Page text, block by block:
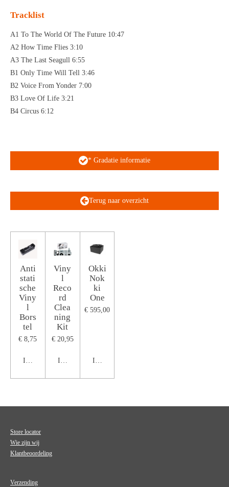
Tracklist
A1 To The World Of The Future 10:47
A2 How Time Flies 3:10
A3 The Last Seagull 6:55
B1 Only Time Will Tell 3:46
B2 Voice From Yonder 7:00
B3 Love Of Life 3:21
B4 Circus 6:12
* Gradatie informatie
Terug naar overzicht
Anti
stati
sche
Viny
l
Bors
tel
€ 8,75
In winkelwagen
Viny
l
Reco
rd
Clea
ning
Kit
€ 20,95
In winkelwagen
Okki
Nok
ki
One
€ 595,00
In winkelwagen
Store locator
Wie zijn wij
Klantbeoordeling
Verzending